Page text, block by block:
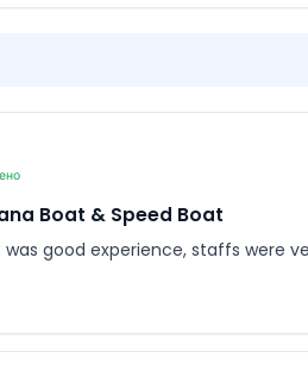
Boat & Speed Boat
good experience, staffs were